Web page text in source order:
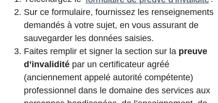
Sur ce formulaire, fournissez les renseignements
demandés à votre sujet, en vous assurant de
sauvegarder les données saisies.
Faites remplir et signer la section sur la preuve
d’invalidité par un certificateur agréé
(anciennement appelé autorité compétente)
professionnel dans le domaine des services aux